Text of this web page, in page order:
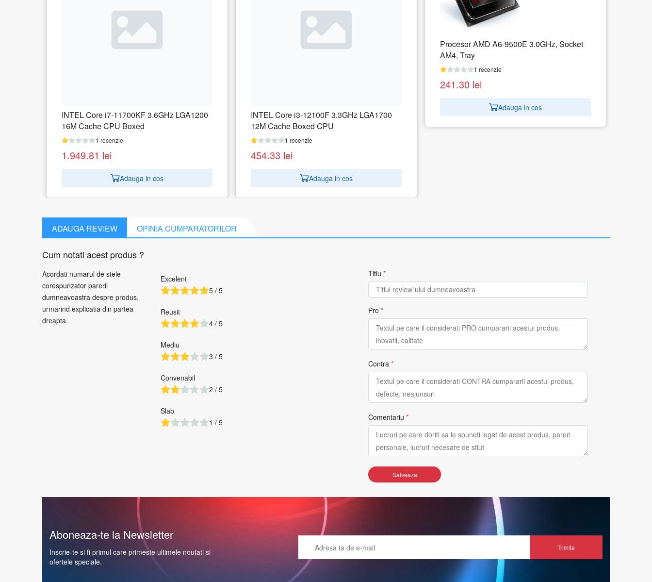
INTEL Core i3-12100F 3.3GHz LGA1700
12M Cache Boxed CPU
454.33
Adauga in cos
Procesor AMD A6-9500E 3.0GHz, Socket
Procesor Intel Core i3-10300 3.70GHz,
Socket 1200, Box
956.74
Adauga in cos
ADAUGA REVIEW OPINIA CUMPARATORILOR
Cum notati acest produs ?
Acordati numarul de stele
corespunzator parerii
dumneavoastra despre produs,
urmarind explicatia din partea
dreapta.
Excelent
5 / 5
Reusit
4 / 5
Mediu
3 / 5
Convenabil
2 / 5
Slab
1 / 5
Titlu *
Pro *
Contra *
Comentariu *
Salveaza
Aboneaza-te la Newsletter
Inscrie-te si fi primul care primeste ultimele noutati si
ofertele speciale.
Trimite